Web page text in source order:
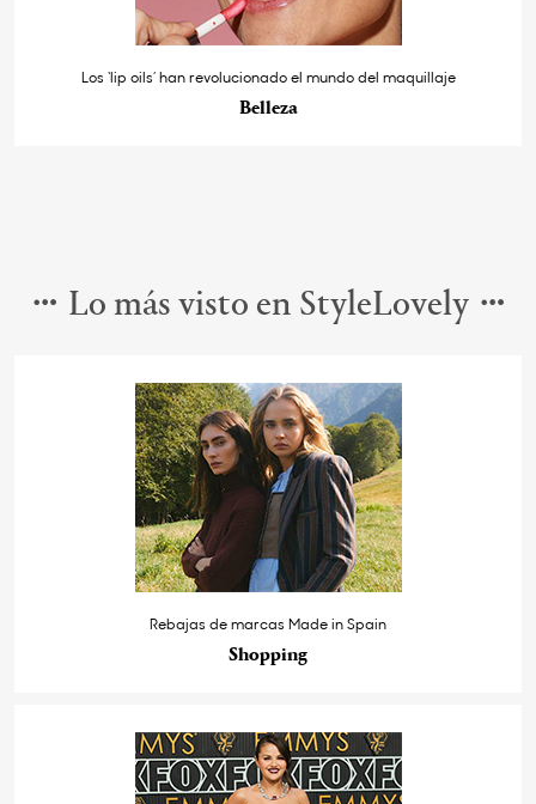
Los ‘lip oils’ han revolucionado el mundo del maquillaje
Belleza
Lo más visto en StyleLovely
Rebajas de marcas Made in Spain
Shopping